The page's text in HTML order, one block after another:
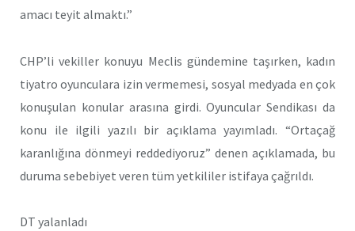
amacı teyit almaktı.”
CHP’li vekiller konuyu Meclis gündemine taşırken, kadın
tiyatro oyunculara izin vermemesi, sosyal medyada en çok
konuşulan konular arasına girdi. Oyuncular Sendikası da
konu ile ilgili yazılı bir açıklama yayımladı. “Ortaçağ
karanlığına dönmeyi reddediyoruz” denen açıklamada, bu
duruma sebebiyet veren tüm yetkililer istifaya çağrıldı.
DT yalanladı